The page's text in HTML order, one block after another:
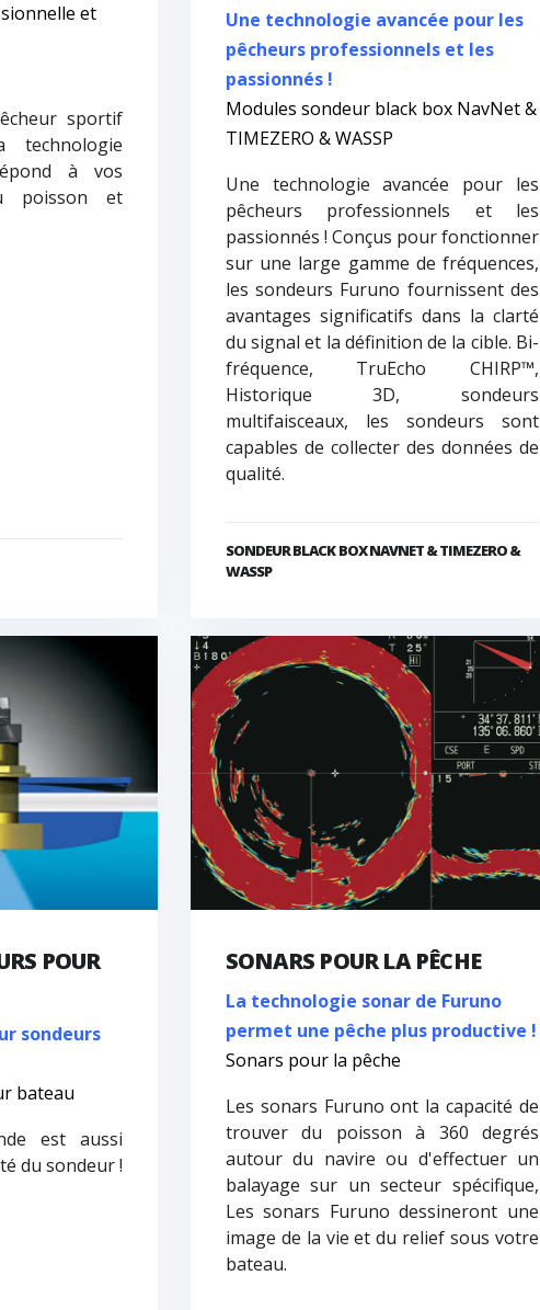
et
sportif
technologie
à vos
poisson et
Une technologie avancée pour les
pêcheurs professionnels et les
passionnés !
Modules sondeur black box NavNet &
TIMEZERO & WASSP
Une technologie avancée pour les
pêcheurs professionnels et les
passionnés ! Conçus pour fonctionner
sur une large gamme de fréquences,
les sondeurs Furuno fournissent des
avantages significatifs dans la clarté
du signal et la définition de la cible. Bi-
fréquence, TruEcho CHIRP™,
Historique 3D, sondeurs
multifaisceaux, les sondeurs sont
capables de collecter des données de
qualité.
SONDEUR BLACK BOX NAVNET & TIMEZERO &
WASSP
POUR
sondeurs
bateau
est aussi
du sondeur !
SONARS POUR LA PÊCHE
La technologie sonar de Furuno
permet une pêche plus productive !
Sonars pour la pêche
Les sonars Furuno ont la capacité de
trouver du poisson à 360 degrés
autour du navire ou d'effectuer un
balayage sur un secteur spécifique,
Les sonars Furuno dessineront une
image de la vie et du relief sous votre
bateau.